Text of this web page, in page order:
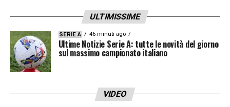
ULTIMISSIME
SERIE A 46 minuti ago
Ultime Notizie Serie A: tutte le novità del giorno
sul massimo campionato italiano
VIDEO